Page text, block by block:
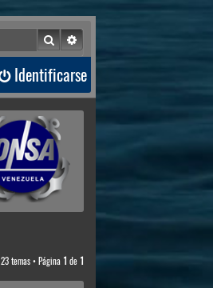
BuscarBúsqueda avanzada
Identificarse
23 temas • Página 1 de 1